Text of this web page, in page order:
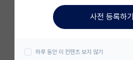
미국 대학원 합격 후기 게시판
대학원생 모집 게시판
ㆍ 사전 등록하기
하루 동안 이 컨텐츠 보지 않기